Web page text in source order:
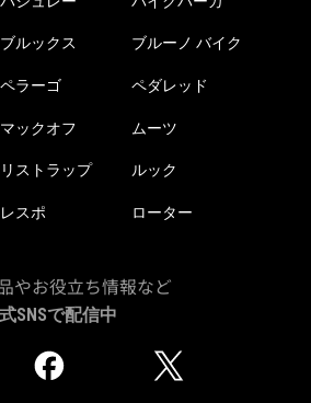
ブルックス ブルーノ バイク
ペラーゴ ペダレッド
マックオフ ムーツ
リストラップ ルック
レスポ ローター
やお役立ち情報など
SNSで配信中